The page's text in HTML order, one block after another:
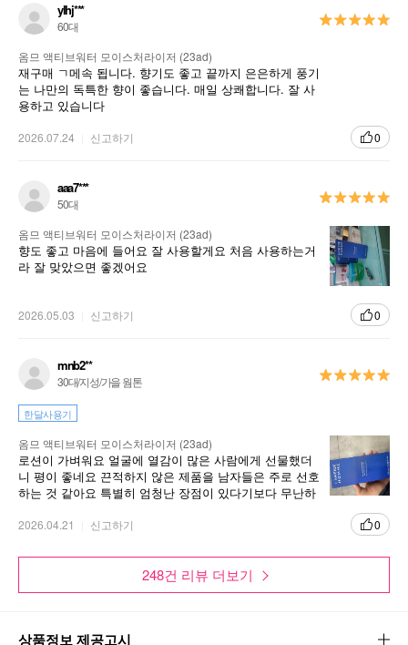
ylhj***
60대
옴므 액티브워터 모이스처라이저 (23ad)
재구매 ㄱ메속 됩니다. 향기도 좋고 끝까지 은은하게 풍기
는 나만의 독특한 향이 좋습니다. 매일 상쾌합니다. 잘 사
용하고 있습니다
2026.07.24 신고하기 0
aaa7***
50대
옴므 액티브워터 모이스처라이저 (23ad)
향도 좋고 마음에 들어요 잘 사용할게요 처음 사용하는거
라 잘 맞았으면 좋겠어요
2026.05.03 신고하기 0
mnb2**
30대/지성/가을 웜톤
한달사용기
옴므 액티브워터 모이스처라이저 (23ad)
로션이 가벼워요 얼굴에 열감이 많은 사람에게 선물했더
니 평이 좋네요 끈적하지 않은 제품을 남자들은 주로 선호
하는 것 같아요 특별히 엄청난 장점이 있다기보다 무난하
2026.04.21 신고하기 0
248건 리뷰 더보기
상품정보 제공고시